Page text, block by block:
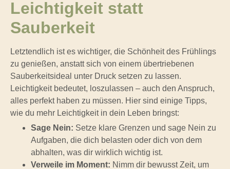
Leichtigkeit statt
Sauberkeit
Letztendlich ist es wichtiger, die Schönheit des Frühlings
zu genießen, anstatt sich von einem übertriebenen
Sauberkeitsideal unter Druck setzen zu lassen.
Leichtigkeit bedeutet, loszulassen – auch den Anspruch,
alles perfekt haben zu müssen. Hier sind einige Tipps,
wie du mehr Leichtigkeit in dein Leben bringst:
Sage Nein: Setze klare Grenzen und sage Nein zu
Aufgaben, die dich belasten oder dich von dem
abhalten, was dir wirklich wichtig ist.
Verweile im Moment: Nimm dir bewusst Zeit, um